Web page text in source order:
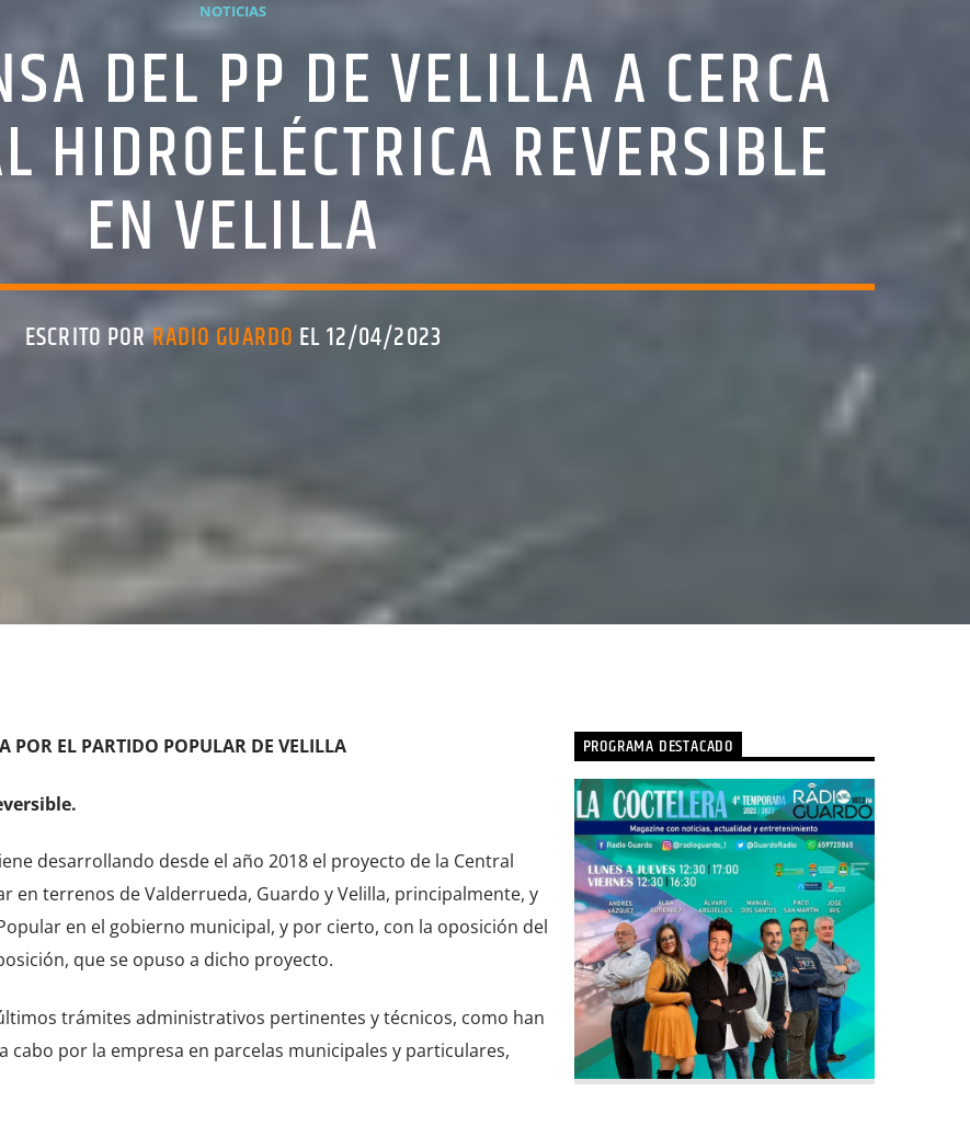
NOTICIAS
DEL PP DE VELILLA A CERCA
HIDROELÉCTRICA REVERSIBLE
EN VELILLA
ESCRITO PORRADIO GUARDO EL 12/04/2023
POR EL PARTIDO POPULAR DE VELILLA
desarrollando desde el año 2018 el proyecto de la Central
en terrenos de Valderrueda, Guardo y Velilla, principalmente, y
en el gobierno municipal, y por cierto, con la oposición del
que se opuso a dicho proyecto.
trámites administrativos pertinentes y técnicos, como han
cabo por la empresa en parcelas municipales y particulares,
PROGRAMA DESTACADO